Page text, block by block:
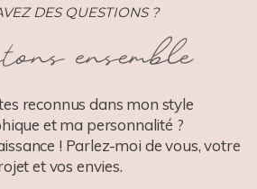
DES QUESTIONS ?
ensemble
reconnus dans mon style
et ma personnalité ?
! Parlez-moi de vous, votre
et vos envies.